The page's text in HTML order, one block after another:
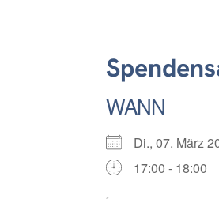
WANN
Di., 07. März
17:00 - 18:00